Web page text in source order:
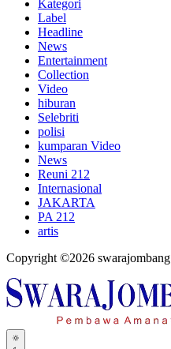
Kategori
Label
Headline
News
Entertainment
Collection
Video
hiburan
Selebriti
polisi
kumparan Video
News
Reuni 212
Internasional
JAKARTA
PA 212
artis
Copyright ©2026